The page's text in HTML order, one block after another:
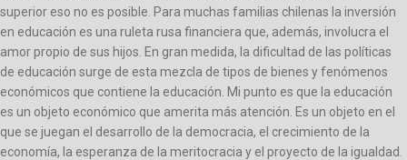
superior eso no es posible. Para muchas familias chilenas la inversión
en educación es una ruleta rusa financiera que, además, involucra el
amor propio de sus hijos. En gran medida, la dificultad de las políticas
de educación surge de esta mezcla de tipos de bienes y fenómenos
económicos que contiene la educación. Mi punto es que la educación
es un objeto económico que amerita más atención. Es un objeto en el
que se juegan el desarrollo de la democracia, el crecimiento de la
economía, la esperanza de la meritocracia y el proyecto de la igualdad.